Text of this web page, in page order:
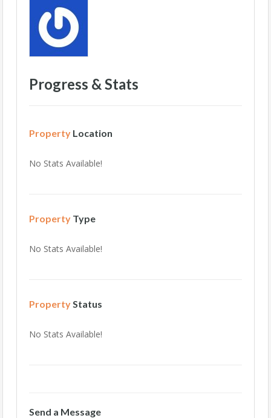
Progress & Stats
Property Location
No Stats Available!
Property Type
No Stats Available!
Property Status
No Stats Available!
Send a Message